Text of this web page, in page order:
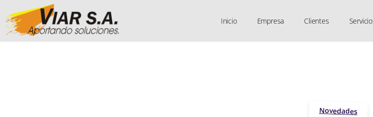
Inicio Empresa Clientes
Novedades